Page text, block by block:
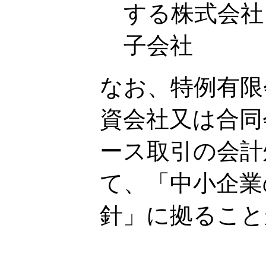
する株式会
子会社
なお、特例有
資会社又は合
ース取引の会
て、「中小企
針」に拠るこ